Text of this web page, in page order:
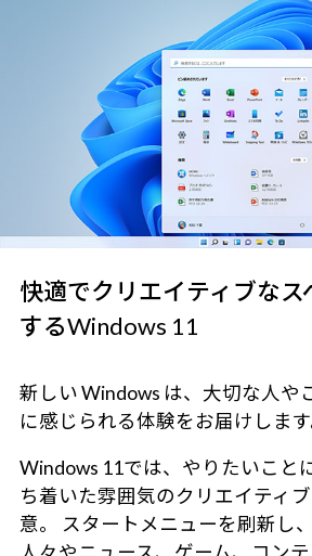
快適でクリエイティブなス
するWindows 11
新しい Windows は、大切な人や
に感じられる体験をお届けします
Windows 11では、やりたいこと
ち着いた雰囲気のクリエイティ
意。 スタートメニューを刷新し